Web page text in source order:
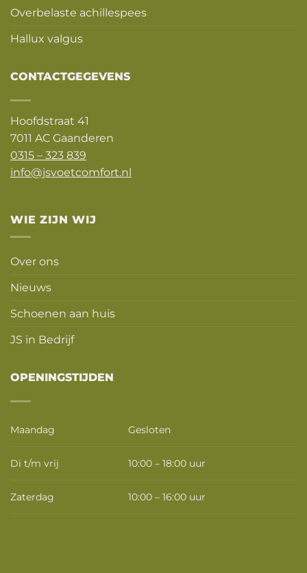
Overbelaste achillespees
Hallux valgus
CONTACTGEGEVENS
Hoofdstraat 41
7011 AC Gaanderen
0315 – 323 839
info@jsvoetcomfort.nl
WIE ZIJN WIJ
Over ons
Nieuws
Schoenen aan huis
JS in Bedrijf
OPENINGSTIJDEN
Maandag Gesloten
Di t/m vrij 10:00 – 18:00 uur
Zaterdag 10:00 – 16:00 uur